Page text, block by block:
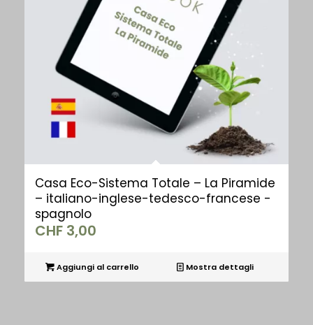
Casa Eco-Sistema Totale – La Piramide
– italiano-inglese-tedesco-francese -
spagnolo
CHF3,00
Aggiungi al carrello Mostra dettagli